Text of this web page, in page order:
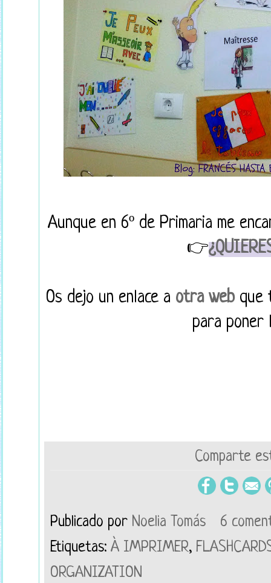
Aunque en 6º de Primaria me
👉
Os dejo un enlace a otra webque
para poner
Comparte
Publicado por Noelia Tomás
6
Etiquetas: À IMPRIMER,
ORGANIZATION